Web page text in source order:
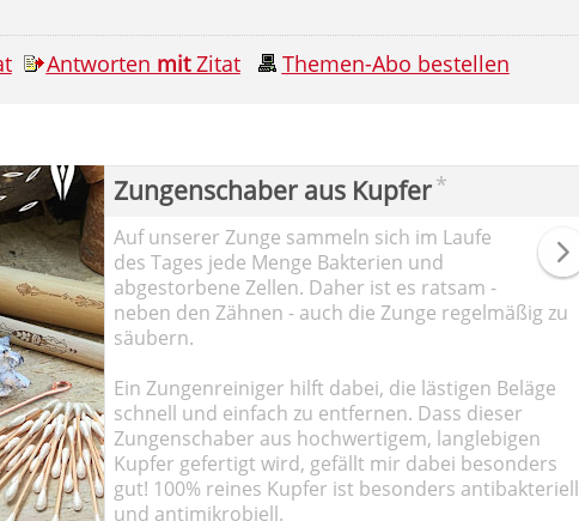
Antworten mitZitat Themen-Abo bestellen
Zungenschaber aus Kupfer*
Auf unserer Zunge sammeln sich im Laufe
des Tages jede Menge Bakterien und
abgestorbene Zellen. Daher ist es ratsam -
neben den Zähnen - auch die Zunge regelmäßig zu
säubern.
Ein Zungenreiniger hilft dabei, die lästigen Beläge
schnell und einfach zu entfernen. Dass dieser
Zungenschaber aus hochwertigem, langlebigen
Kupfer gefertigt wird, gefällt mir dabei besonders
gut! 100% reines Kupfer ist besonders antibakteriell
und antimikrobiell.